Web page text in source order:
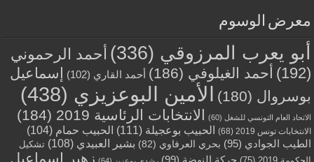
معرض الوسوم
أبو يعرب المرزوقي (336)
أحمد الرحموني
(192)
أحمد الغيلوفي (186) أحمد القاري (102)
إسماعيل
بوسروال (180) الأمين البوعزيزي (438)
الاتحاد العام التونسي للشغل (60) الانتخابات الرئاسية 2019 (184)
الانتخابات تونس 2019 (68) الحبيب بوعجيلة (111) الحبيب حمام (104)
الطيب الجوادي (95) بحري العرفاوي (82) بشير العبيدي (108)
تشكيل
حركة النهضة (99)
زهير إسماعيل